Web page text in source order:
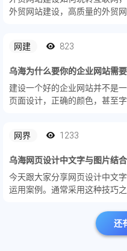
外贸网站建设，高质量的外贸
网建 823
乌海为什么要你的企业网站需
建设一个好的企业网站并不是
页面设计，正确的颜色，甚至
比如：S...
网界 1233
乌海网页设计中文字与图片结
今天跟大家分享网页设计中文
运用案例。通常采用这种技巧
还